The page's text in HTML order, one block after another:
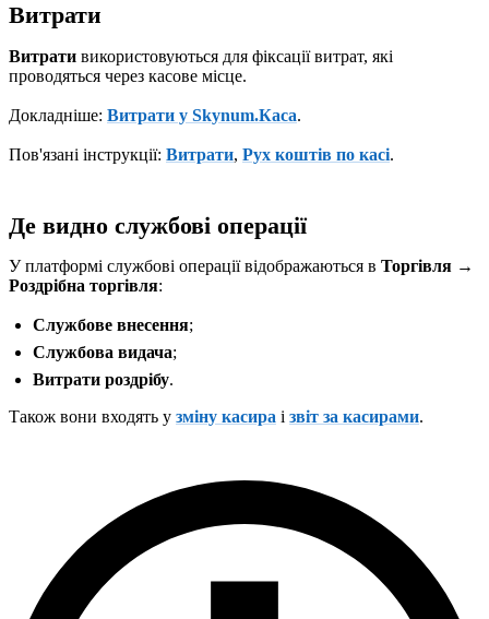
Витрати
Витрати використовуються для фіксації витрат, які
проводяться через касове місце.
Докладніше: Витрати у Skynum.Каса.
Пов'язані інструкції: Витрати, Рух коштів по касі.
Де видно службові операції
У платформі службові операції відображаються в Торгівля →
Роздрібна торгівля:
Службове внесення;
Службова видача;
Витрати роздрібу.
Також вони входять у зміну касира і звіт за касирами.